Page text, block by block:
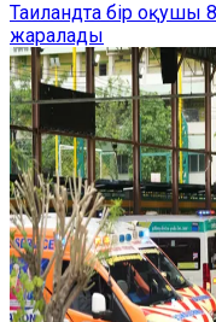
Таиландта бір оқушы
жаралады